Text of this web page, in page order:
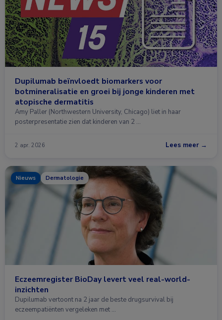
Dupilumab beïnvloedt biomarkers voor
botmineralisatie en groei bij jonge kinderen met
atopische dermatitis
Amy Paller (Northwestern University, Chicago) liet in haar
posterpresentatie zien dat kinderen van 2 …
2 apr. 2026 Lees meer →
Nieuws Dermatologie
Eczeemregister BioDay levert veel real-world-
inzichten
Dupilumab vertoont na 2 jaar de beste drugsurvival bij
eczeempatiënten vergeleken met …